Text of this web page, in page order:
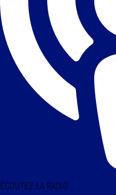
ÉCOUTEZ LA RADIO